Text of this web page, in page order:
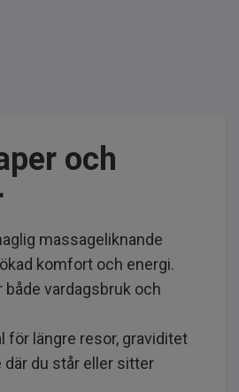
och
massageliknande
komfort och energi.
vardagsbruk och
för längre resor, graviditet
där du står eller sitter